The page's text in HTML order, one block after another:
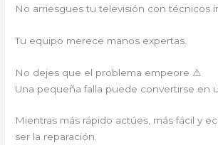
No arriesgues tu televisión con técnicos
Tu equipo merece manos expertas.
No dejes que el problema empeore ⚠
Una pequeña falla puede convertirse en
Mientras más rápido actúes, más fácil y
ser la reparación.